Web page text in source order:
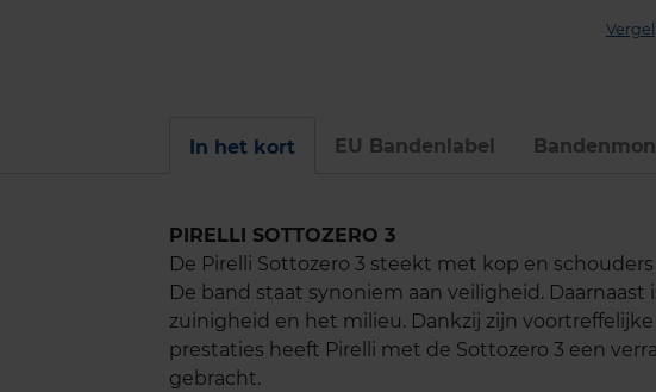
In het kort EU Bandenlabel
PIRELLI SOTTOZERO 3
De Pirelli Sottozero 3 steekt met kop en
De band staat synoniem aan veiligheid. Daarnaast
zuinigheid en het milieu. Dankzij zijn
prestaties heeft Pirelli met de Sottozero 3 een
gebracht.